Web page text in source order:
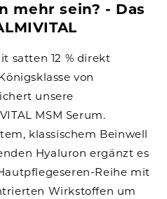
mehr sein? - Das
satten 12 % direkt
von
unsere
MSM Serum.
klassischem Beinwell
Hyaluron ergänzt es
Reihe mit
Wirkstoffen um